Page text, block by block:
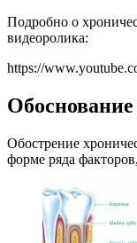
Подробно о
видеоролика:
https://
Обоснование
Обострение
форме ряда